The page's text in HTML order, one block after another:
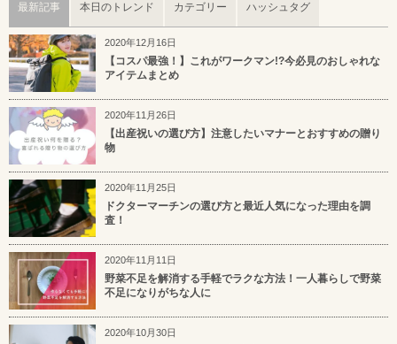
最新記事 本日のトレンド カテゴリー ハッシュタグ
2020年12月16日
【コスパ最強！】これがワークマン!?今必見のおしゃれな
アイテムまとめ
2020年11月26日
【出産祝いの選び方】注意したいマナーとおすすめの贈り
物
2020年11月25日
ドクターマーチンの選び方と最近人気になった理由を調
査！
2020年11月11日
野菜不足を解消する手軽でラクな方法！一人暮らしで野菜
不足になりがちな人に
2020年10月30日